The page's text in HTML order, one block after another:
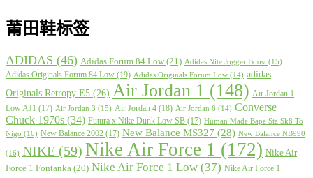
莆田鞋标签
ADIDAS (46) Adidas Forum 84 Low (21) Adidas Nite Jogger Boost (15)
Adidas Originals Forum 84 Low (19) Adidas Originals Forum Low (14) adidas
Originals Retropy E5 (26) Air Jordan 1 (148) Air Jordan 1
Low AJ1 (17) Air Jordan 3 (15) Air Jordan 4 (18) Air Jordan 6 (14) Converse
Chuck 1970s (34) Futura x Nike Dunk Low SB (17) Human Made Bape Sta Sk8 To
Nigo (16) New Balance 2002 (17) New Balance MS327 (28) New Balance NB990
(16) NIKE (59) Nike Air Force 1 (172) Nike Air
Force 1 Fontanka (20) Nike Air Force 1 Low (37) Nike Air Force 1